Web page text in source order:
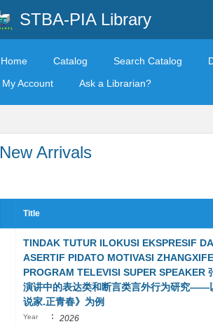
STBA-PIA Library
Home Catalog Search Catalog
My Account
Ask a Librarian?
New Arrivals
Title
TINDAK TUTUR ILOKUSI EKSPRESIF
ASERTIF PIDATO MOTIVASI
PROGRAM TELEVISI SUPER SPEAKER
演讲中的表达类和断言类言外行为研究——
说家.正青春》为例
Year : 2026